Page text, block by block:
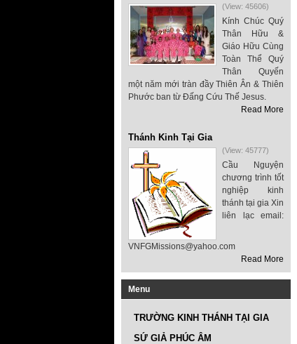
(View: 45606)
Kính Chúc Quý
Thân Hữu &
Giáo Hữu Cùng
Toàn Thể Quý
Thân Quyến
một năm mới tràn đầy Thiên Ân & Thiên
Phước ban từ Đấng Cứu Thế Jesus.
Read More
Thánh Kinh Tại Gia
(View: 45777)
Cầu Nguyện
chương trình tốt
nghiệp kinh
thánh tại gia Xin
liên lạc email:
VNFGMissions@yahoo.com
Read More
Menu
TRƯỜNG KINH THÁNH TẠI GIA
SỨ GIẢ PHÚC ÂM